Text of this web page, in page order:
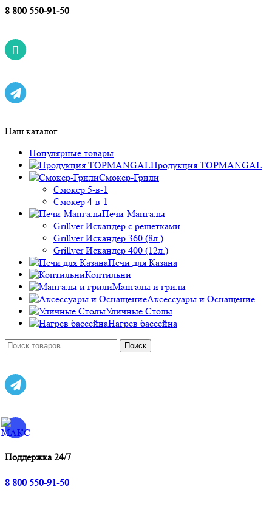
8 800 550-91-50
Наш каталог
Популярные товары
Продукция TOPMANGAL
Смокер-Грили
Смокер 5-в-1
Смокер 4-в-1
Печи-Мангалы
Grillver Искандер с решетками
Grillver Искандер 360 (8л.)
Grillver Искандер 400 (12л.)
Печи для Казана
Коптильни
Мангалы и грили
Аксессуары и Оснащение
Уличные Столы
Нагрев бассейна
Поиск
Поддержка 24/7
8 800 550-91-50